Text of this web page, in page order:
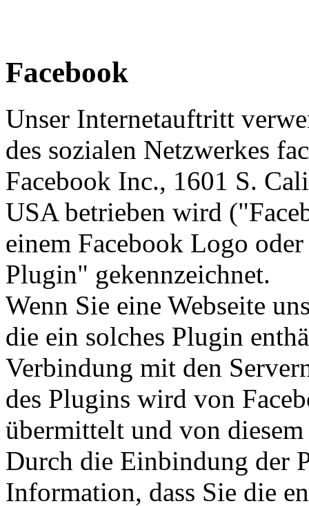
Facebook
Unser Internetauftritt
des sozialen Netzwerkes
Facebook Inc., 1601 S.
USA betrieben wird
einem Facebook Logo
Plugin" gekennzeichnet.
Wenn Sie eine Webseite
die ein solches Plugin
Verbindung mit den
des Plugins wird von
übermittelt und von
Durch die Einbindung der
Information, dass Sie die